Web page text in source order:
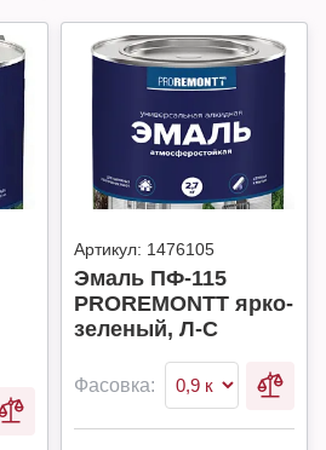
Артикул: 1476105
Эмаль ПФ-115
PROREMONTT ярко-
зеленый, Л-С
Фасовка: